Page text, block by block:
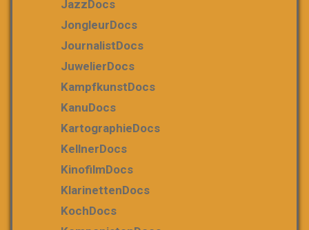
JazzDocs
JongleurDocs
JournalistDocs
JuwelierDocs
KampfkunstDocs
KanuDocs
KartographieDocs
KellnerDocs
KinofilmDocs
KlarinettenDocs
KochDocs